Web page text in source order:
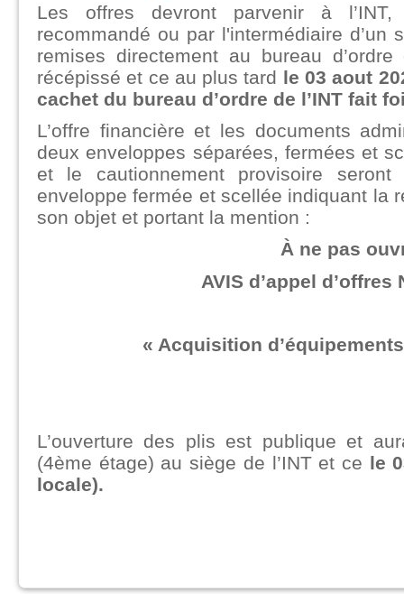
Les offres devront parvenir à
recommandé ou par l'intermédiaire d’un
remises directement au bureau
récépissé et ce au plus tard le 03 aout
cachet du bureau d’ordre de l’INT fait
L’offre financière et les documents
deux enveloppes séparées, fermées et
et le cautionnement provisoire
enveloppe fermée et scellée indiquant la
son objet et portant la mention :
À ne pas
AVIS d’appel d’offres
« Acquisition
L’ouverture des plis est publique et
(4ème étage) au siège de l’INT et ce le
locale).